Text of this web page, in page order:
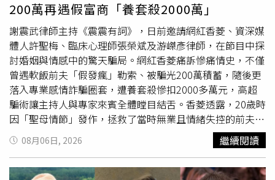
200萬再遇假富商「養套殺2000萬」
謝震武律師主持《震震有詞》，日前邀請網紅香菱、資深媒
體人許聖梅、臨床心理師張榮斌及游嵥彥律師，在節目中探
討婚姻與情感中的驚天騙局。網紅香菱痛訴慘痛情史，不僅
曾遇軟飯前夫「假發瘋」勒索、被騙光200萬積蓄，隨後更
落入專業感情詐騙圈套，遭養套殺慘扣2000多萬元，高超
騙術讓主持人與專家來賓全體瞠目結舌。香菱透露，20歲時
因「聖母情節」發作，拯救了當時無業且情緒失控的前夫。
對方不僅拿玻璃碎片割頸脅迫，還以「30歲前想有家」為由
懇求結婚。香菱以為結婚能讓對方安定，甚至搭上直播熱潮
月入數十萬、累積兩百萬存款，豈料前夫變本加厲，不工作
08月06日, 2026 繼續閱讀